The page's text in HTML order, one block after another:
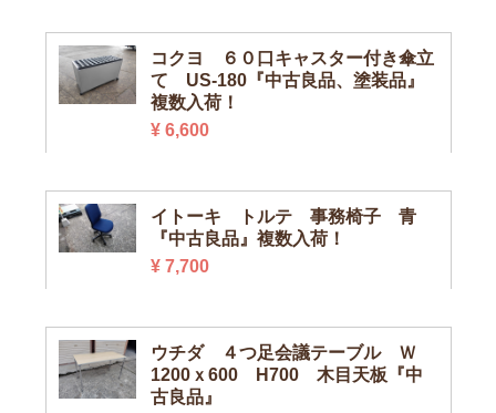
コクヨ ６０口キャスター付き傘立
て US-180『中古良品、塗装品』
複数入荷！
¥ 6,600
イトーキ トルテ 事務椅子 青
『中古良品』複数入荷！
¥ 7,700
ウチダ ４つ足会議テーブル Ｗ
1200ｘ600 H700 木目天板『中
古良品』